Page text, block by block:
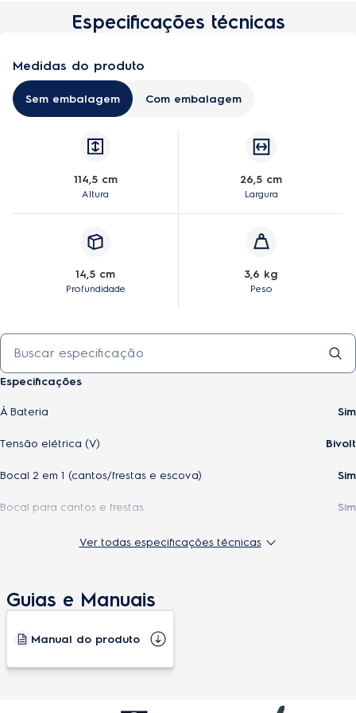
Especificações técnicas
Medidas do produto
Sem embalagem Com embalagem
114,5 cm
Altura
26,5 cm
Largura
14,5 cm
Profundidade
3,6 kg
Peso
Especificações
À Bateria Sim
Tensão elétrica (V) Bivolt
Bocal 2 em 1 (cantos/frestas e escova) Sim
Bocal para cantos e frestas Sim
Tipo de aspirador
Estacionamento vertical (fica em pé sem a base)
Tipo de bateria
Ver todas especificações técnicas
Guias e Manuais
Manual do produto